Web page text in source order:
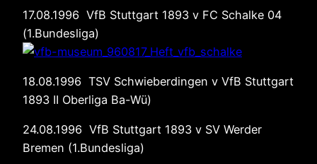
17.08.1996 VfB Stuttgart 1893 v FC Schalke 04
(1.Bundesliga)
18.08.1996 TSV Schwieberdingen v VfB Stuttgart
1893 II Oberliga Ba-Wü)
24.08.1996 VfB Stuttgart 1893 v SV Werder
Bremen (1.Bundesliga)